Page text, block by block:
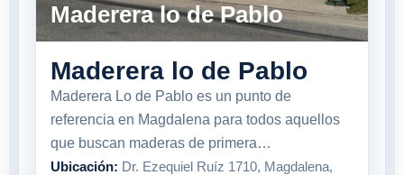
Maderera lo de Pablo
Maderera lo de Pablo
Maderera Lo de Pablo es un punto de
referencia en Magdalena para todos aquellos
que buscan maderas de primera…
Ubicación: Dr. Ezequiel Ruíz 1710, Magdalena,